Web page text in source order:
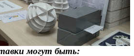
могут быть: